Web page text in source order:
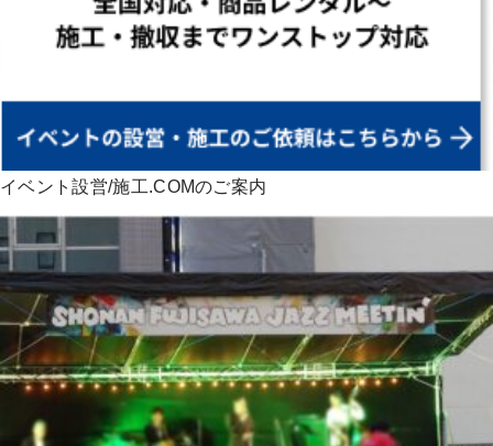
イベント設営/施工.COMのご案内